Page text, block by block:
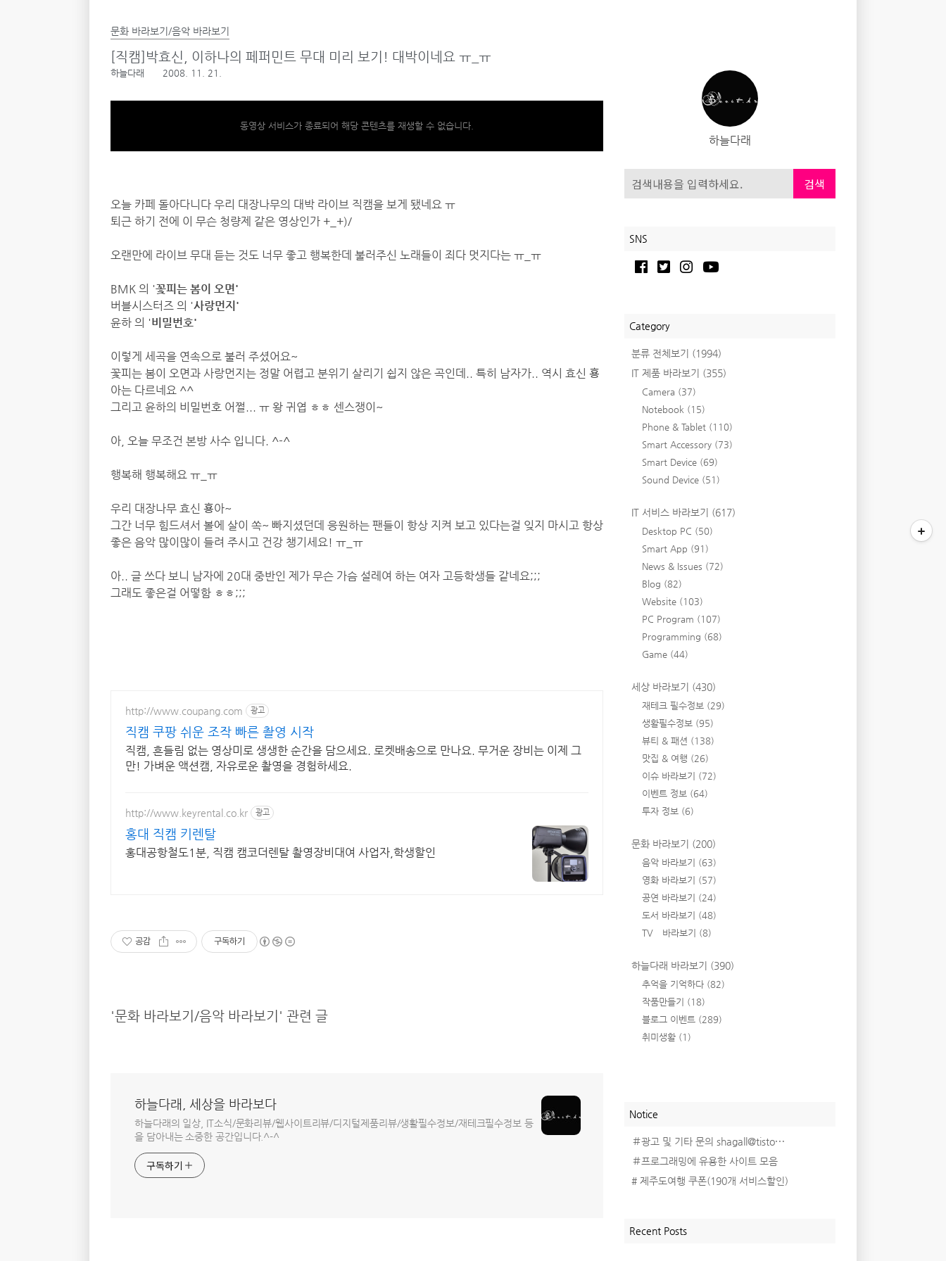
하늘다래
검색
SNS
Category
분류 전체보기 (1994)
IT 제품 바라보기 (355)
Camera (37)
Notebook (15)
Phone & Tablet (110)
Smart Accessory (73)
Smart Device (69)
Sound Device (51)
IT 서비스 바라보기 (617)
Desktop PC (50)
Smart App (91)
News & Issues (72)
Blog (82)
Website (103)
PC Program (107)
Programming (68)
Game (44)
세상 바라보기 (430)
재테크 필수정보 (29)
생활필수정보 (95)
뷰티 & 패션 (138)
맛집 & 여행 (26)
이슈 바라보기 (72)
이벤트 정보 (64)
투자 정보 (6)
문화 바라보기 (200)
음악 바라보기 (63)
영화 바라보기 (57)
공연 바라보기 (24)
도서 바라보기 (48)
TV 바라보기 (8)
하늘다래 바라보기 (390)
추억을 기억하다 (82)
작품만들기 (18)
블로그 이벤트 (289)
취미생활 (1)
Notice
＃광고 및 기타 문의 shagall@tisto⋯
＃프로그래밍에 유용한 사이트 모음
# 제주도여행 쿠폰(190개 서비스할인)
Recent Posts
문화 바라보기/음악 바라보기
[직캠]박효신, 이하나의 페퍼민트 무대 미리 보기! 대박이네요 ㅠ_ㅠ
하늘다래 2008. 11. 21.
동영상 서비스가 종료되어 해당 콘텐츠를 재생할 수 없습니다.
오늘 카페 돌아다니다 우리 대장나무의 대박 라이브 직캠을 보게 됐네요 ㅠ
퇴근 하기 전에 이 무슨 청량제 같은 영상인가 +_+)/
오랜만에 라이브 무대 듣는 것도 너무 좋고 행복한데 불러주신 노래들이 죄다 멋지다는 ㅠ_ㅠ
BMK 의 '꽃피는 봄이 오면'
버블시스터즈 의 '사랑먼지'
윤하 의 '비밀번호'
이렇게 세곡을 연속으로 불러 주셨어요~
꽃피는 봄이 오면과 사랑먼지는 정말 어렵고 분위기 살리기 쉽지 않은 곡인데.. 특히 남자가.. 역시 효신 횽
아는 다르네요 ^^
그리고 윤하의 비밀번호 어쩔... ㅠ 왕 귀엽 ㅎㅎ 센스쟁이~
아, 오늘 무조건 본방 사수 입니다. ^-^
행복해 행복해요 ㅠ_ㅠ
우리 대장나무 효신 횽아~
그간 너무 힘드셔서 볼에 살이 쏙~ 빠지셨던데 응원하는 팬들이 항상 지켜 보고 있다는걸 잊지 마시고 항상
좋은 음악 많이많이 들려 주시고 건강 챙기세요! ㅠ_ㅠ
아.. 글 쓰다 보니 남자에 20대 중반인 제가 무슨 가슴 설레여 하는 여자 고등학생들 같네요;;;
그래도 좋은걸 어떻함 ㅎㅎ;;;
http://www.coupang.com 광고
직캠 쿠팡 쉬운 조작 빠른 촬영 시작
직캠, 흔들림 없는 영상미로 생생한 순간을 담으세요. 로켓배송으로 만나요. 무거운 장비는 이제 그
만! 가벼운 액션캠, 자유로운 촬영을 경험하세요.
http://www.keyrental.co.kr 광고
홍대 직캠 키렌탈
홍대공항철도1분, 직캠 캠코더렌탈 촬영장비대여 사업자,학생할인
공감 구독하기
'문화 바라보기/음악 바라보기' 관련 글
하늘다래, 세상을 바라보다
하늘다래의 일상, IT소식/문화리뷰/웹사이트리뷰/디지털제품리뷰/생활필수정보/재테크필수정보 등
을 담아내는 소중한 공간입니다.^-^
구독하기